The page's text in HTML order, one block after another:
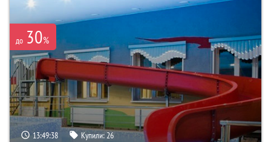
до 30%
13:49:37 Купили:26